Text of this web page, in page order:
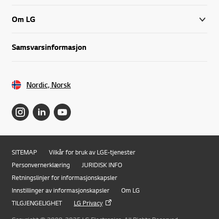
Om LG
Samsvarsinformasjon
Nordic, Norsk
SITEMAP
Vilkår for bruk av LGE-tjenester
Personvernerklæring
JURIDISK INFO
Retningslinjer for informasjonskapsler
Innstillinger av informasjonskapsler
Om LG
TILGJENGELIGHET
LG Privacy